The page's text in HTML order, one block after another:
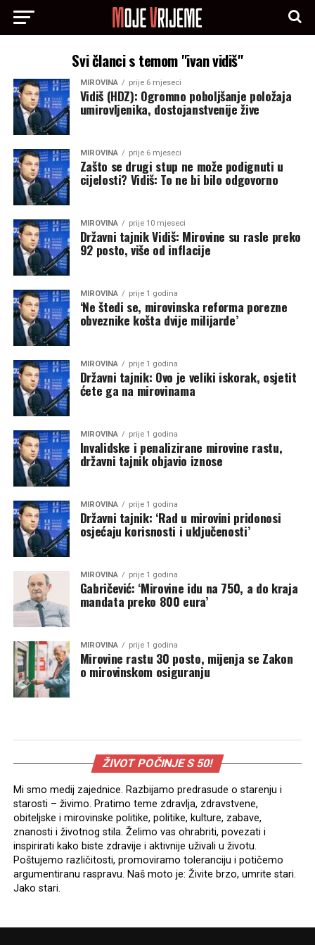
Svi članci s temom "ivan vidiš"
MIROVINA prije 6 mjeseci
Vidiš (HDZ): Ogromno poboljšanje položaja
umirovljenika, dostojanstvenije žive
MIROVINA prije 6 mjeseci
Zašto se drugi stup ne može podignuti u
cijelosti? Vidiš: To ne bi bilo odgovorno
MIROVINA prije 10 mjeseci
Državni tajnik Vidiš: Mirovine su rasle preko
92 posto, više od inflacije
MIROVINA prije 1 godina
‘Ne štedi se, mirovinska reforma porezne
obveznike košta dvije milijarde’
MIROVINA prije 1 godina
Državni tajnik: Ovo je veliki iskorak, osjetit
ćete ga na mirovinama
MIROVINA prije 1 godina
Invalidske i penalizirane mirovine rastu,
državni tajnik objavio iznose
MIROVINA prije 1 godina
Državni tajnik: ‘Rad u mirovini pridonosi
osjećaju korisnosti i uključenosti’
MIROVINA prije 1 godina
Gabričević: ‘Mirovine idu na 750, a do kraja
mandata preko 800 eura’
MIROVINA prije 1 godina
Mirovine rastu 30 posto, mijenja se Zakon
o mirovinskom osiguranju
ŽIVOT POČINJE S 50!
Mi smo medij zajednice. Razbijamo predrasude o starenju i
starosti – živimo. Pratimo teme zdravlja, zdravstvene,
obiteljske i mirovinske politike, politike, kulture, zabave,
znanosti i životnog stila. Želimo vas ohrabriti, povezati i
inspirirati kako biste zdravije i aktivnije uživali u životu.
Poštujemo različitosti, promoviramo toleranciju i potičemo
argumentiranu raspravu. Naš moto je: Živite brzo, umrite stari.
Jako stari.